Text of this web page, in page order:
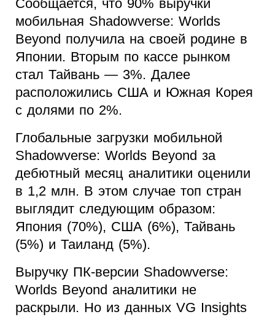
Сообщается, что 90% выручки
мобильная Shadowverse: Worlds
Beyond получила на своей родине в
Японии. Вторым по кассе рынком
стал Тайвань — 3%. Далее
расположились США и Южная Корея
с долями по 2%.
Глобальные загрузки мобильной
Shadowverse: Worlds Beyond за
дебютный месяц аналитики оценили
в 1,2 млн. В этом случае топ стран
выглядит следующим образом:
Япония (70%), США (6%), Тайвань
(5%) и Таиланд (5%).
Выручку ПК-версии Shadowverse:
Worlds Beyond аналитики не
раскрыли. Но из данных VG Insights